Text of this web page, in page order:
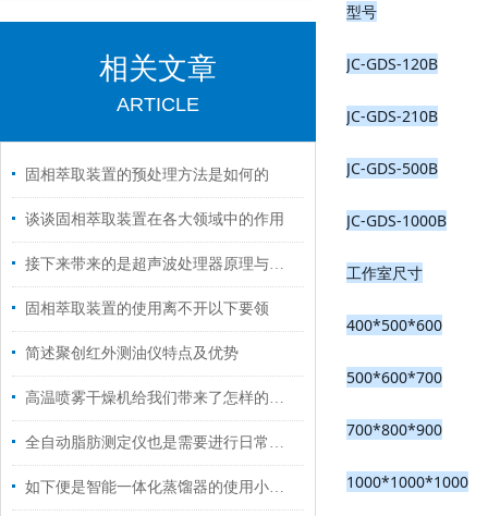
相关文章
ARTICLE
固相萃取装置的预处理方法是如何的
谈谈固相萃取装置在各大领域中的作用
接下来带来的是超声波处理器原理与特点
固相萃取装置的使用离不开以下要领
简述聚创红外测油仪特点及优势
高温喷雾干燥机给我们带来了怎样的特点呢？
全自动脂肪测定仪也是需要进行日常清洗的
如下便是智能一体化蒸馏器的使用小常识
型号
JC-GDS-120B
JC-GDS-210B
JC-GDS-500B
JC-GDS-1000B
工作室尺寸
400*500*600
500*600*700
700*800*900
1000*1000*1000